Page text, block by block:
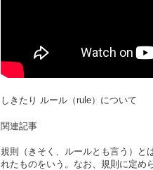
しきたり ルール（rule）について
関連記事
規則（きそく、ルールとも言う）と
れたものをいう。なお、規則に定め